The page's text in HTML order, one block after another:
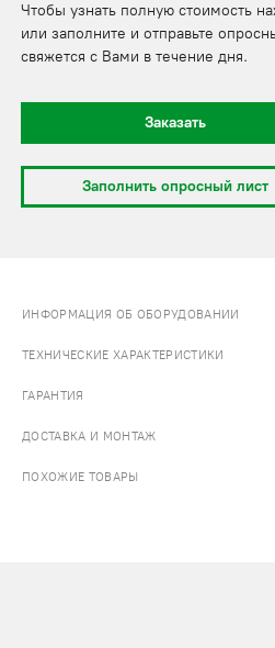
Чтобы узнать полную стоимость
или заполните и отправьте
свяжется с Вами в течение дня.
Заказать
Заполнить опросный лист
ИНФОРМАЦИЯ ОБ ОБОРУДОВАНИИ
ТЕХНИЧЕСКИЕ ХАРАКТЕРИСТИКИ
ГАРАНТИЯ
ДОСТАВКА И МОНТАЖ
ПОХОЖИЕ ТОВАРЫ